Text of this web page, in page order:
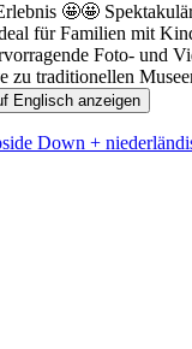
🤩🤩
für Familien mit
Foto- und
zu traditionellen
Englisch anzeigen
Down +